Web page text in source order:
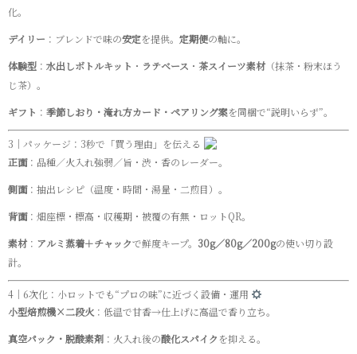
化。
デイリー ：ブレンドで味の安定を提供。 定期便の軸に。
体験型 ： 水出しボトルキット ・ ラテベース ・ 茶スイーツ素材（抹茶・粉末ほう
じ茶）。
ギフト ： 季節しおり・淹れ方カード・ペアリング案を同梱で“説明いらず”。
3｜パッケージ：3秒で「買う理由」を伝える
正面：品種／火入れ強弱／旨・渋・香のレーダー。
側面：抽出レシピ（温度・時間・湯量・二煎目）。
背面：畑座標・標高・収穫期・被覆の有無・ロットQR。
素材： アルミ蒸着＋チャックで鮮度キープ。 30g／80g／200gの使い切り設
計。
4｜6次化：小ロットでも“プロの味”に近づく設備・運用
小型焙煎機×二段火 ：低温で甘香→仕上げに高温で香り立ち。
真空パック・脱酸素剤 ：火入れ後の酸化スパイクを抑える。